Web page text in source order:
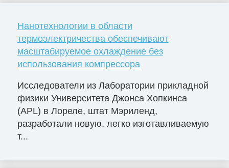
Нанотехнологии в области
термоэлектричества обеспечивают
масштабируемое охлаждение без
использования компрессора
Исследователи из Лаборатории прикладной
физики Университета Джонса Хопкинса
(APL) в Лореле, штат Мэриленд,
разработали новую, легко изготавливаемую
т...